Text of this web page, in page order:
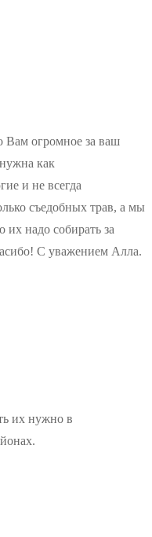
Вам огромное за ваш
как
и не всегда
съедобных трав, а мы
их надо собирать за
С уважением Алла.
их нужно в